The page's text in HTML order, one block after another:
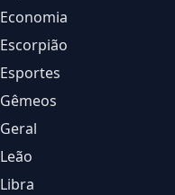
Economia
Escorpião
Esportes
Gêmeos
Geral
Leão
Libra